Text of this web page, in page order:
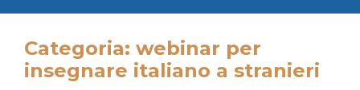
Categoria: webinar per
insegnare italiano a stranieri